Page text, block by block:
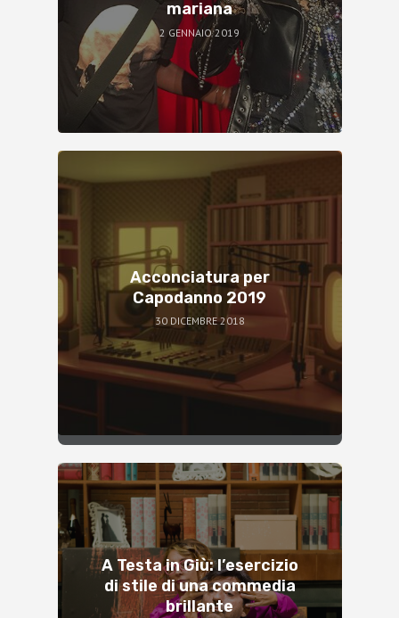
mariana
2 GENNAIO 2019
Acconciatura per
Capodanno 2019
30 DICEMBRE 2018
A Testa in Giù: l’esercizio
di stile di una commedia
brillante